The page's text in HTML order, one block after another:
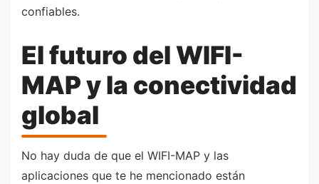
confiables.
El futuro del WIFI-
MAP y la conectividad
global
No hay duda de que el WIFI-MAP y las
aplicaciones que te he mencionado están